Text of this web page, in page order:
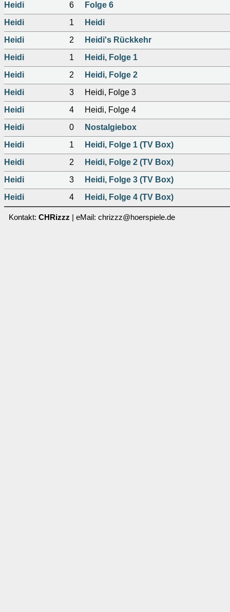
Heidi
6
Folge 6
Heidi
1
Heidi
Heidi
2
Heidi's Rückkehr
Heidi
1
Heidi, Folge 1
Heidi
2
Heidi, Folge 2
Heidi
3
Heidi, Folge 3
Heidi
4
Heidi, Folge 4
Heidi
0
Nostalgiebox
Heidi
1
Heidi, Folge 1 (TV Box)
Heidi
2
Heidi, Folge 2 (TV Box)
Heidi
3
Heidi, Folge 3 (TV Box)
Heidi
4 Heidi, Folge 4 (TV Box)
Kontakt: CHRizzz | eMail: chrizzz@hoerspiele.de